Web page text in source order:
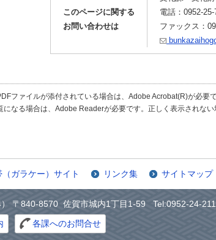
このページに関する
お問い合わせは
電話：0952-25-
ファックス：
ファイルが添付されている場合は、Adobe Acrobat(R)が必要で
になる場合は、Adobe Readerが必要です。正しく表示されない
（ガラケー）サイト リンク集 サイトマップ
） 〒840-8570 佐賀市城内1丁目1-59 Tel:0952-24-
各課へのお問合せ